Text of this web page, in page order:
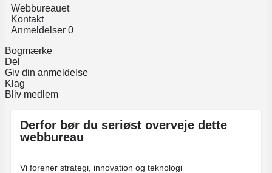
Webbureauet
Kontakt
Anmeldelser 0
Bogmærke
Del
Giv din anmeldelse
Klag
Bliv medlem
Derfor bør du seriøst overveje dette
webbureau
Vi forener strategi, innovation og teknologi